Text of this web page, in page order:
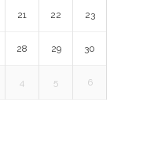
21 22 23
28 29 30
4 5 6